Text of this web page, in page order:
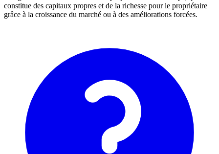
constitue des capitaux propres et de la richesse pour le propriétaire
grâce à la croissance du marché ou à des améliorations forcées.